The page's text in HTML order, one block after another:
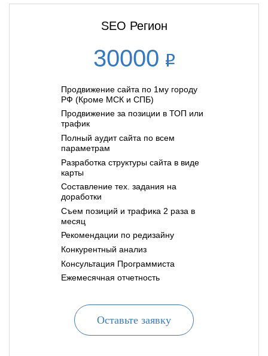
SEO Регион
30000
Продвижение сайта по 1му городу
РФ (Кроме МСК и СПБ)
Продвижение за позиции в ТОП или
трафик
Полный аудит сайта по всем
параметрам
Разработка структуры сайта в виде
карты
Составление тех. задания на
доработки
Съем позиций и трафика 2 раза в
месяц
Рекомендации по редизайну
Конкурентный анализ
Консультация Программиста
Ежемесячная отчетность
Оставьте заявку